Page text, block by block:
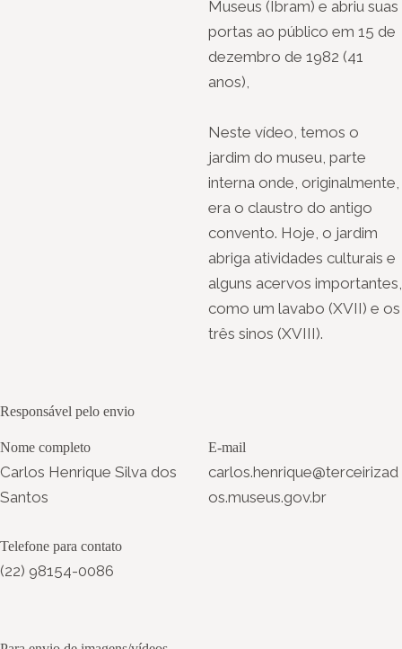
Museus (Ibram) e abriu suas
portas ao público em 15 de
dezembro de 1982 (41
anos),
Neste vídeo, temos o
jardim do museu, parte
interna onde, originalmente,
era o claustro do antigo
convento. Hoje, o jardim
abriga atividades culturais e
alguns acervos importantes,
como um lavabo (XVII) e os
três sinos (XVIII).
Responsável pelo envio
Nome completo
Carlos Henrique Silva dos
Santos
Telefone para contato
(22) 98154-0086
E-mail
carlos.henrique@terceirizad
os.museus.gov.br